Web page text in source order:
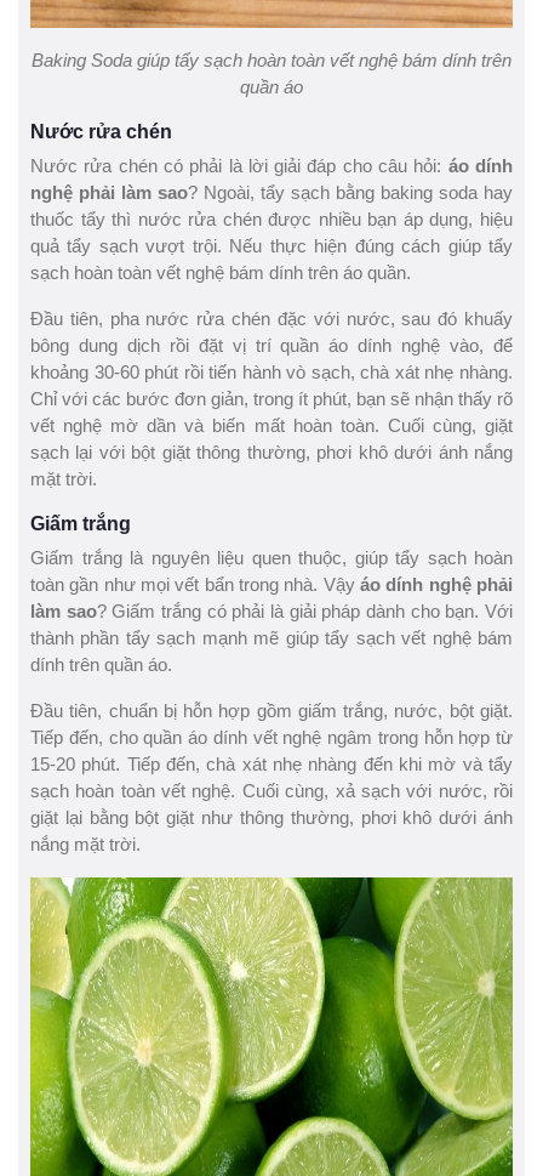
Baking Soda giúp tẩy sạch hoàn toàn vết nghệ bám dính trên
quần áo
Nước rửa chén
Nước rửa chén có phải là lời giải đáp cho câu hỏi: áo dính
nghệ phải làm sao? Ngoài, tẩy sạch bằng baking soda hay
thuốc tẩy thì nước rửa chén được nhiều bạn áp dụng, hiệu
quả tẩy sạch vượt trội. Nếu thực hiện đúng cách giúp tẩy
sạch hoàn toàn vết nghệ bám dính trên áo quần.
Đầu tiên, pha nước rửa chén đặc với nước, sau đó khuấy
bông dung dịch rồi đặt vị trí quần áo dính nghệ vào, để
khoảng 30-60 phút rồi tiến hành vò sạch, chà xát nhẹ nhàng.
Chỉ với các bước đơn giản, trong ít phút, bạn sẽ nhận thấy rõ
vết nghệ mờ dần và biến mất hoàn toàn. Cuối cùng, giặt
sạch lại với bột giặt thông thường, phơi khô dưới ánh nắng
mặt trời.
Giấm trắng
Giấm trắng là nguyên liệu quen thuộc, giúp tẩy sạch hoàn
toàn gần như mọi vết bẩn trong nhà. Vậy áo dính nghệ phải
làm sao? Giấm trắng có phải là giải pháp dành cho bạn. Với
thành phần tẩy sạch mạnh mẽ giúp tẩy sạch vết nghệ bám
dính trên quần áo.
Đầu tiên, chuẩn bị hỗn hợp gồm giấm trắng, nước, bột giặt.
Tiếp đến, cho quần áo dính vết nghệ ngâm trong hỗn hợp từ
15-20 phút. Tiếp đến, chà xát nhẹ nhàng đến khi mờ và tẩy
sạch hoàn toàn vết nghệ. Cuối cùng, xả sạch với nước, rồi
giặt lại bằng bột giặt như thông thường, phơi khô dưới ánh
nắng mặt trời.